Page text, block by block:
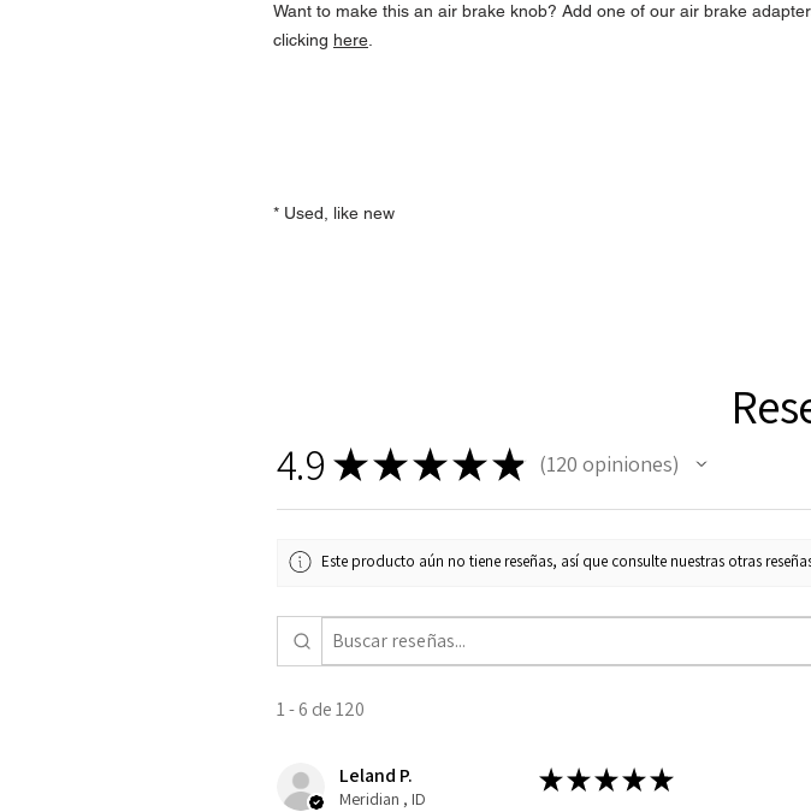
Want to make this an air brake knob? Add one of our air brake
clicking here
* Used, like new
4.9 ★★★★★ 120 opiniones
120
Este producto aún no tiene reseñas, así que consulte nuestras otras
1 - 6 de 120
Leland P.
Meridian , ID
★★★★★